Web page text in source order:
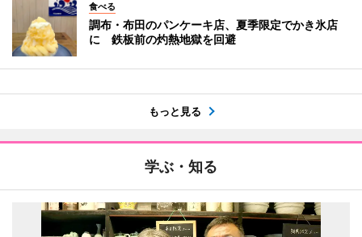
食べる
調布・布田のパンケーキ店、夏季限定でかき氷店
に 鉄板前の灼熱地獄を回避
もっと見る
学ぶ・知る